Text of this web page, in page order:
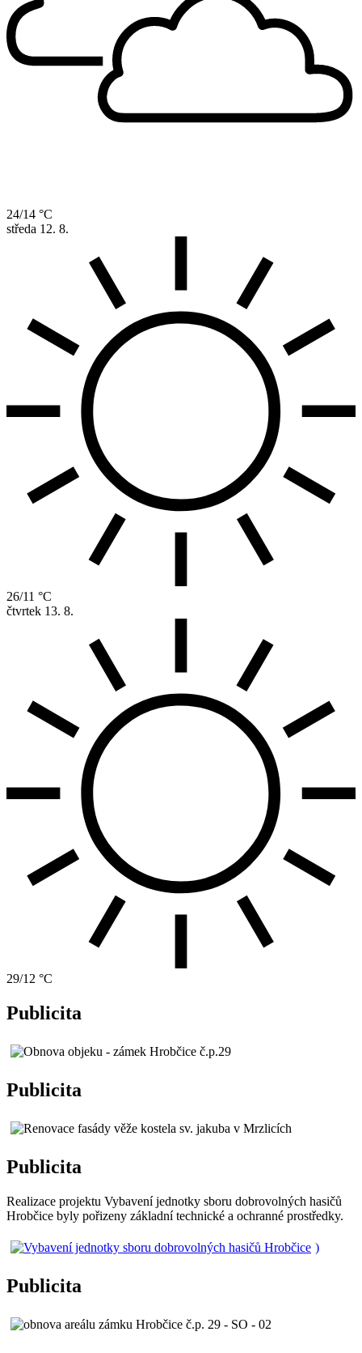
24/14 °C
středa 12. 8.
26/11 °C
čtvrtek 13. 8.
29/12 °C
Publicita
Publicita
Publicita
Realizace projektu Vybavení jednotky sboru dobrovolných hasičů
Hrobčice byly pořizeny základní technické a ochranné prostředky.
)
Publicita